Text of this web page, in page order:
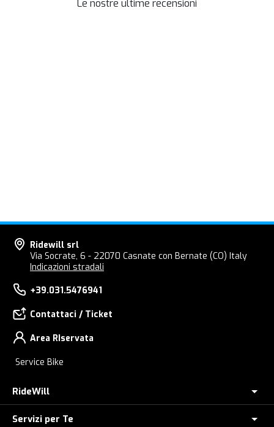
Le nostre ultime recensioni
Ridewill srl
Via Socrate, 6 - 22070 Casnate con Bernate (CO) Italy
Indicazioni stradali
+39.031.5476941
Contattaci / Ticket
Area RIservata
Service Bike
RideWill
Chi Siamo
Servizi per Te